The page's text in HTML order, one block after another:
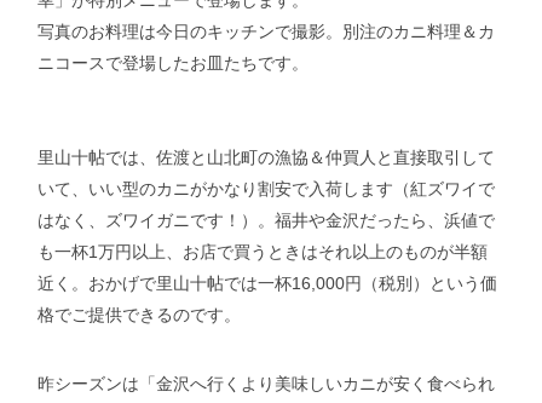
写真のお料理は今日のキッチンで撮影。別注のカニ料理＆カ
ニコースで登場したお皿たちです。
里山十帖では、佐渡と山北町の漁協＆仲買人と直接取引して
いて、いい型のカニがかなり割安で入荷します（紅ズワイで
はなく、ズワイガニです！）。福井や金沢だったら、浜値で
も一杯1万円以上、お店で買うときはそれ以上のものが半額
近く。おかげで里山十帖では一杯16,000円（税別）という価
格でご提供できるのです。
昨シーズンは「金沢へ行くより美味しいカニが安く食べられ